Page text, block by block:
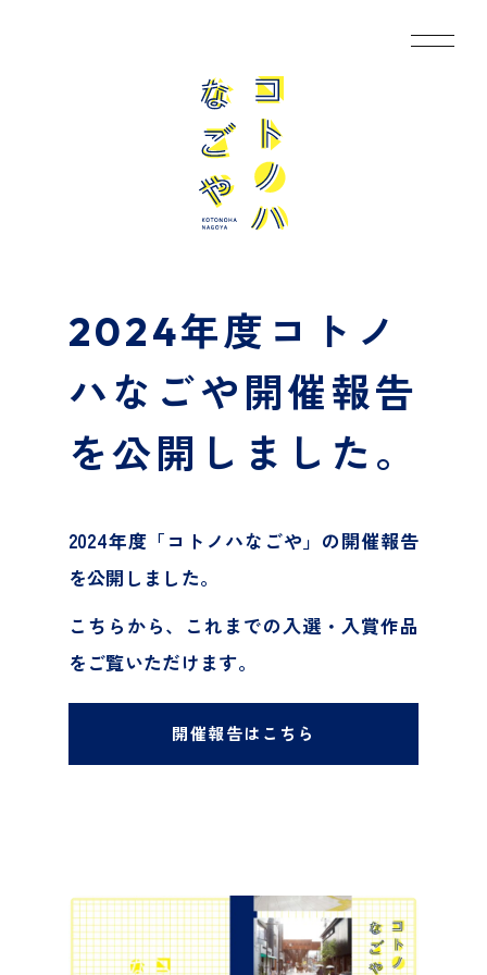
R8 募集概要・作品応募ページ
過去の開催報告
お問合せ
Instagram
2024年度コトノ
ハなごや開催報告
を公開しました。
2024年度「コトノハなごや」の開催報告
を公開しました。
こちらから、これまでの入選・入賞作品
をご覧いただけます。
開催報告はこちら